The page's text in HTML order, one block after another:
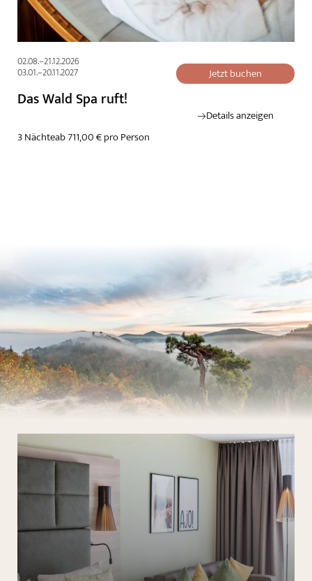
02.08.–21.12.2026
03.01.–20.11.2027 Jetzt buchen
Das Wald Spa ruft!
Details anzeigen
3 Nächteab 711,00 € pro Person